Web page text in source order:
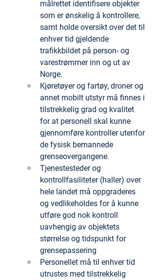
målrettet identifisere objekter
som er ønskelig å kontrollere,
samt holde oversikt over det til
enhver tid gjeldende
trafikkbildet på person- og
varestrømmer inn og ut av
Norge.
Kjøretøyer og fartøy, droner og
annet mobilt utstyr må finnes i
tilstrekkelig grad og kvalitet
for at personell skal kunne
gjennomføre kontroller utenfor
de fysisk bemannede
grenseovergangene.
Tjenestesteder og
kontrollfasiliteter (haller) over
hele landet må oppgraderes
og vedlikeholdes for å kunne
utføre god nok kontroll
uavhengig av objektets
størrelse og tidspunkt for
grensepassering
Personellet må til enhver tid
utrustes med tilstrekkelig